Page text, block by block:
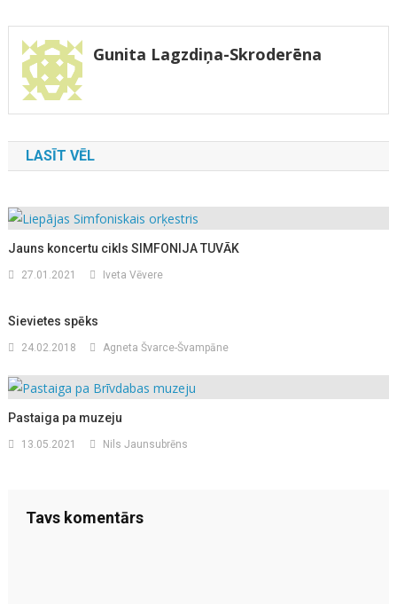
Gunita Lagzdiņa-Skroderēna
LASĪT VĒL
Jauns koncertu cikls SIMFONIJA TUVĀK
27.01.2021 Iveta Vēvere
Sievietes spēks
24.02.2018 Agneta Švarce-Švampāne
Pastaiga pa muzeju
13.05.2021 Nils Jaunsubrēns
Tavs komentārs